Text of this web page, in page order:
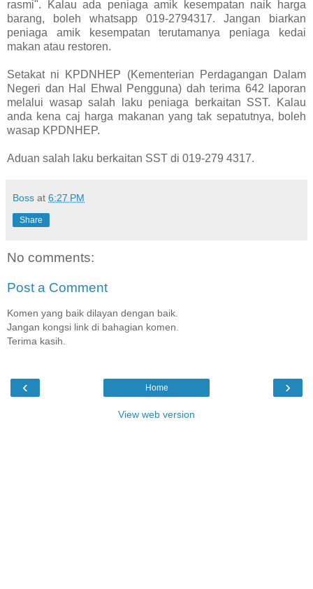
rasmi". Kalau ada peniaga amik kesempatan naik harga
barang, boleh whatsapp 019-2794317. Jangan biarkan
peniaga amik kesempatan terutamanya peniaga kedai
makan atau restoren.
Setakat ni KPDNHEP (Kementerian Perdagangan Dalam
Negeri dan Hal Ehwal Pengguna) dah terima 642 laporan
melalui wasap salah laku peniaga berkaitan SST. Kalau
anda kena caj harga makanan yang tak sepatutnya, boleh
wasap KPDNHEP.
Aduan salah laku berkaitan SST di 019-279 4317.
Boss at 6:27 PM
Share
No comments:
Post a Comment
Komen yang baik dilayan dengan baik.
Jangan kongsi link di bahagian komen.
Terima kasih.
‹ ›
Home
View web version